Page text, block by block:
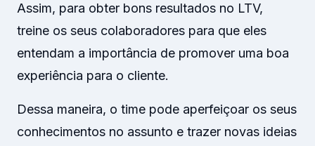
Assim, para obter bons resultados no LTV,
treine os seus colaboradores para que eles
entendam a importância de promover uma boa
experiência para o cliente.
Dessa maneira, o time pode aperfeiçoar os seus
conhecimentos no assunto e trazer novas ideias